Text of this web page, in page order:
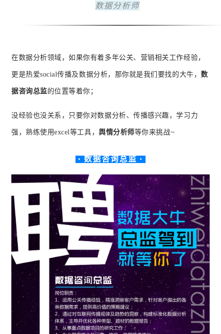
数据分析师
在数据分析领域，如果你有着多年公关、营销相关工作经验，
更是热爱social传播及数据分析，那你就是我们要找的大牛，数
据咨询总监的位置等着你；
没经验也没关系，只要你对数据分析、传播感兴趣，学习力
强，熟练使用excel等工具，舆情分析师等你来挑战~
· 数据咨询总监 ·